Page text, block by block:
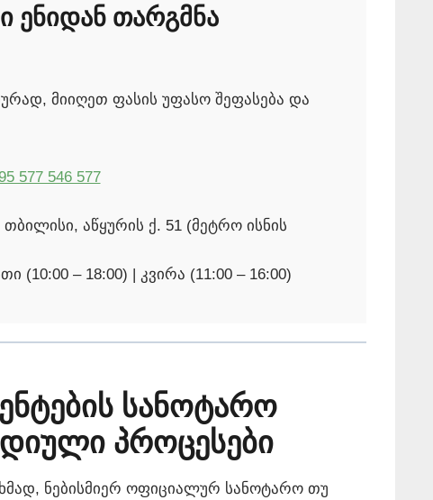
ენიდან თარგმნა
მიიღეთ ფასის უფასო შეფასება და
577 546 577
თბილისი, აწყურის ქ. 51 (მეტრო ისნის
(10:00 – 18:00) | კვირა (11:00 – 16:00)
სანოტარო
პროცესები
ნებისმიერ ოფიციალურ სანოტარო თუ